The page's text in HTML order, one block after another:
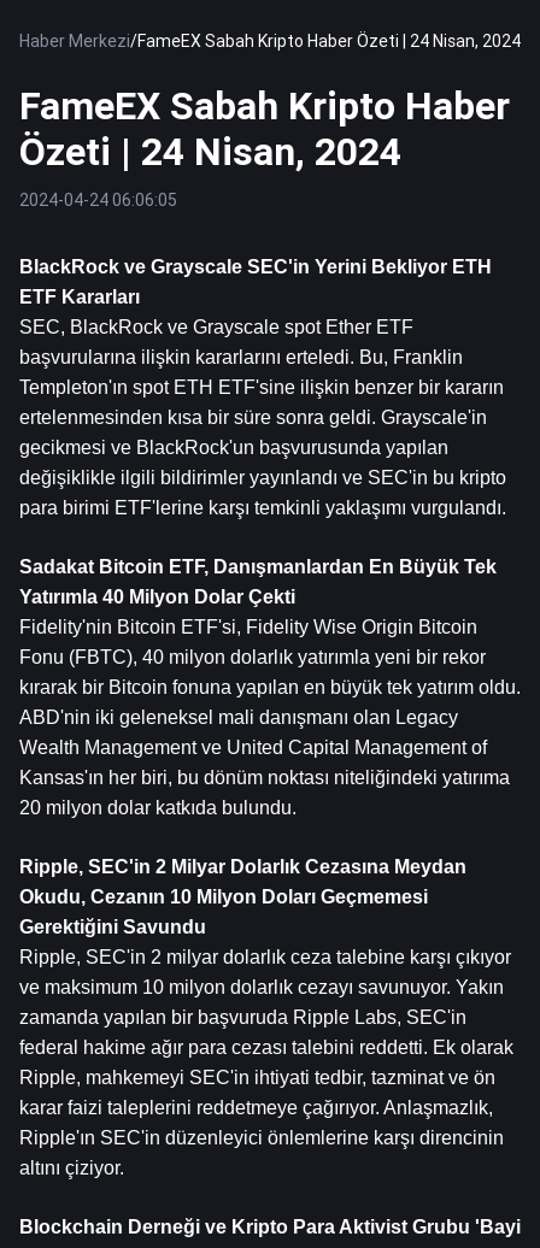
Haber Merkezi/FameEX Sabah Kripto Haber Özeti | 24 Nisan, 2024
FameEX Sabah Kripto Haber
Özeti | 24 Nisan, 2024
2024-04-24 06:06:05
BlackRock ve Grayscale SEC'in Yerini Bekliyor ETH
ETF Kararları
SEC, BlackRock ve Grayscale spot Ether ETF
başvurularına ilişkin kararlarını erteledi. Bu, Franklin
Templeton'ın spot ETH ETF'sine ilişkin benzer bir kararın
ertelenmesinden kısa bir süre sonra geldi. Grayscale'in
gecikmesi ve BlackRock'un başvurusunda yapılan
değişiklikle ilgili bildirimler yayınlandı ve SEC'in bu kripto
para birimi ETF'lerine karşı temkinli yaklaşımı vurgulandı.
Sadakat Bitcoin ETF, Danışmanlardan En Büyük Tek
Yatırımla 40 Milyon Dolar Çekti
Fidelity'nin Bitcoin ETF'si, Fidelity Wise Origin Bitcoin
Fonu (FBTC), 40 milyon dolarlık yatırımla yeni bir rekor
kırarak bir Bitcoin fonuna yapılan en büyük tek yatırım oldu.
ABD'nin iki geleneksel mali danışmanı olan Legacy
Wealth Management ve United Capital Management of
Kansas'ın her biri, bu dönüm noktası niteliğindeki yatırıma
20 milyon dolar katkıda bulundu.
Ripple, SEC'in 2 Milyar Dolarlık Cezasına Meydan
Okudu, Cezanın 10 Milyon Doları Geçmemesi
Gerektiğini Savundu
Ripple, SEC'in 2 milyar dolarlık ceza talebine karşı çıkıyor
ve maksimum 10 milyon dolarlık cezayı savunuyor. Yakın
zamanda yapılan bir başvuruda Ripple Labs, SEC'in
federal hakime ağır para cezası talebini reddetti. Ek olarak
Ripple, mahkemeyi SEC'in ihtiyati tedbir, tazminat ve ön
karar faizi taleplerini reddetmeye çağırıyor. Anlaşmazlık,
Ripple'ın SEC'in düzenleyici önlemlerine karşı direncinin
altını çiziyor.
Blockchain Derneği ve Kripto Para Aktivist Grubu 'Bayi